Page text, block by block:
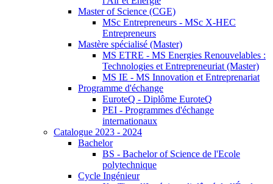
Master of Science (CGE)
MSc Entrepreneurs - MSc X-HEC
Entrepreneurs
Mastère spécialisé (Master)
MS ETRE - MS Energies Renouvelables :
Technologies et Entrepreneuriat (Master)
MS IE - MS Innovation et Entreprenariat
Programme d'échange
EuroteQ - Diplôme EuroteQ
PEI - Programmes d'échange
internationaux
Catalogue 2023 - 2024
Bachelor
BS - Bachelor of Science de l'Ecole
polytechnique
Cycle Ingénieur